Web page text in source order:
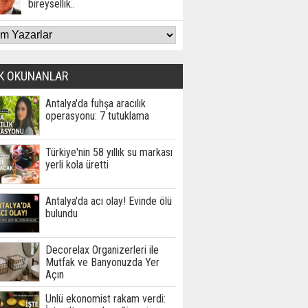
bireysellik..
OKUNANLAR
Antalya'da fuhşa aracılık
operasyonu: 7 tutuklama
Türkiye'nin 58 yıllık su markası
yerli kola üretti
Antalya'da acı olay! Evinde ölü
bulundu
Decorelax Organizerleri ile
Mutfak ve Banyonuzda Yer
Açın
Ünlü ekonomist rakam verdi: